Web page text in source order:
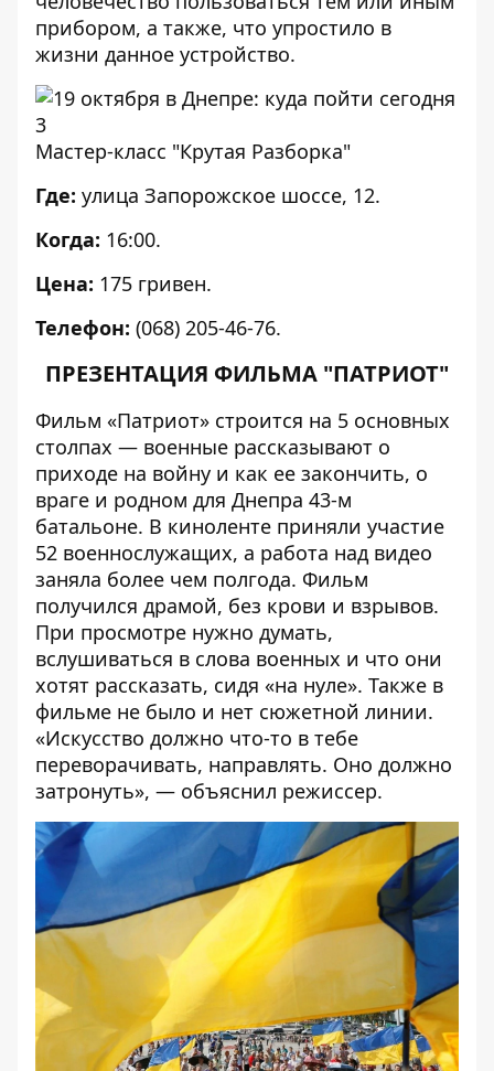
прибором, а также, что упростило в
жизни данное устройство.
Мастер-класс "Крутая Разборка"
Где: улица Запорожское шоссе, 12.
Когда: 16:00.
Цена: 175 гривен.
Телефон: (068) 205-46-76.
ПРЕЗЕНТАЦИЯ ФИЛЬМА "ПАТРИОТ"
Фильм «Патриот» строится на 5 основных
столпах — военные рассказывают о
приходе на войну и как ее закончить, о
враге и родном для Днепра 43-м
батальоне. В киноленте приняли участие
52 военнослужащих, а работа над видео
заняла более чем полгода. Фильм
получился драмой, без крови и взрывов.
При просмотре нужно думать,
вслушиваться в слова военных и что они
хотят рассказать, сидя «на нуле». Также в
фильме не было и нет сюжетной линии.
«Искусство должно что-то в тебе
переворачивать, направлять. Оно должно
затронуть», — объяснил режиссер.